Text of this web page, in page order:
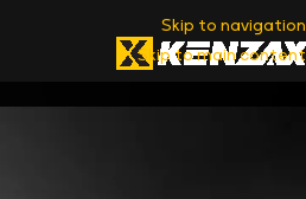
Skip to navigation
Skip to main content